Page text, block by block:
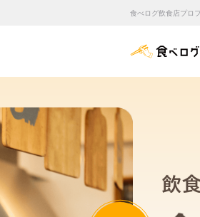
食べログ飲食店プロ